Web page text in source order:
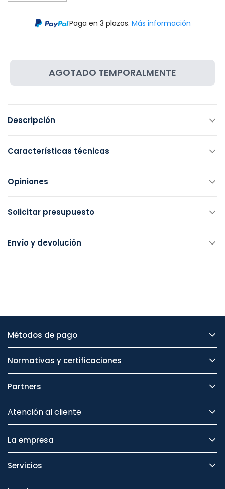
Paga en 3 plazos. Más información
AGOTADO TEMPORALMENTE
Descripción
Características técnicas
Opiniones
Solicitar presupuesto
Envío y devolución
Métodos de pago
Normativas y certificaciones
Partners
Atención al cliente
La empresa
Servicios